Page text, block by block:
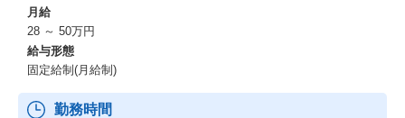
／代休取得ルールを整備しています。
入社から1年で月給が10万アップした方もいます。
また、最近では
「結婚祝い金」
月給
28 ～ 50万円
給与形態
固定給制(月給制)
勤務時間